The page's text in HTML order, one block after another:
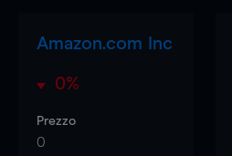
Amazon.com Inc
0%
Prezzo
0